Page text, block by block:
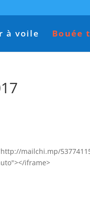
à voile Bouée
mailchi.mp/
iframe>